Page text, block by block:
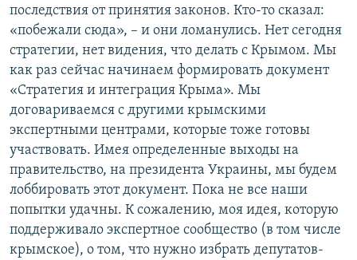
последствия от принятия законов. Кто-то сказал:
«побежали сюда», – и они ломанулись. Нет сегодня
стратегии, нет видения, что делать с Крымом. Мы
как раз сейчас начинаем формировать документ
«Стратегия и интеграция Крыма». Мы
договариваемся с другими крымскими
экспертными центрами, которые тоже готовы
участвовать. Имея определенные выходы на
правительство, на президента Украины, мы будем
лоббировать этот документ. Пока не все наши
попытки удачны. К сожалению, моя идея, которую
поддерживало экспертное сообщество (в том числе
крымское), о том, что нужно избрать депутатов-